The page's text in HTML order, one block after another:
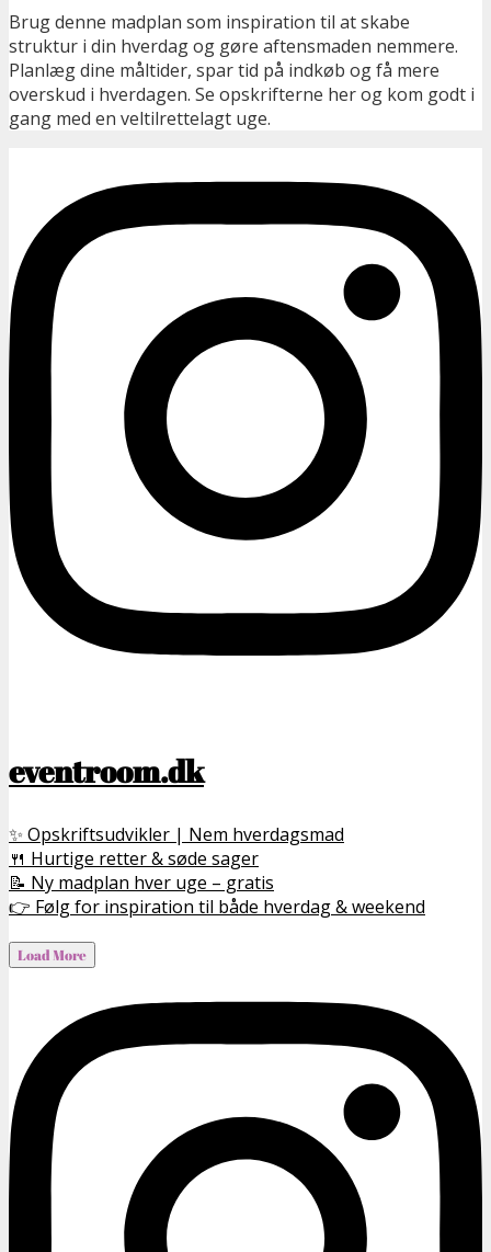
Brug denne madplan som inspiration til at skabe
struktur i din hverdag og gøre aftensmaden nemmere.
Planlæg dine måltider, spar tid på indkøb og få mere
overskud i hverdagen. Se opskrifterne her og kom godt i
gang med en veltilrettelagt uge.
eventroom.dk
✨ Opskriftsudvikler | Nem hverdagsmad
🍴 Hurtige retter & søde sager
📝 Ny madplan hver uge – gratis
👉 Følg for inspiration til både hverdag & weekend
Load More